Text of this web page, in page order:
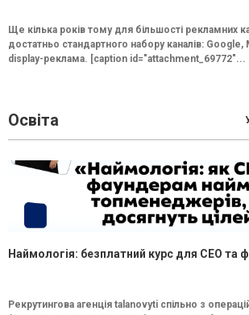
Ще кілька років тому для більшості рекламних
достатньо стандартного набору каналів: Google,
display-реклама. [caption id="attachment_69772"...
Освіта
Наймологія: безплатний курс для CEO та
Рекрутингова агенція talanovyti спільно з